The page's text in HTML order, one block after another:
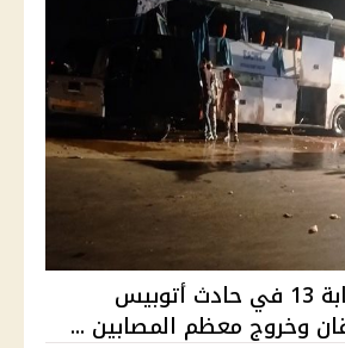
وفاة طفل وإصابة 13 في حادث أتوبيس
وخروج معظم المصابين ...